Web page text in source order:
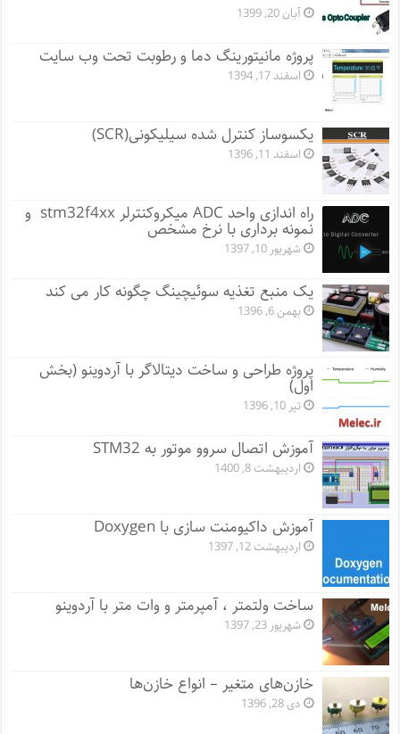
آبان 20, 1399
پروژه مانيتورينگ دما و رطوبت تحت وب سایت
اسفند 17, 1394
یکسوساز کنترل شده سیلیکونی(SCR)
اسفند 11, 1396
راه اندازی واحد ADC میکروکنترلر stm32f4xx و
نمونه برداری با نرخ مشخص
شهریور 10, 1397
یک منبع تغذیه سوئیچینگ چگونه کار می کند
بهمن 6, 1396
پروژه طراحی و ساخت دیتالاگر با آردوینو (بخش
اول)
تیر 10, 1396
آموزش اتصال سروو موتور به STM32
اردیبهشت 8, 1400
آموزش داکیومنت سازی با Doxygen
اردیبهشت 12, 1397
ساخت ولتمتر ، آمپرمتر و وات متر با آردوینو
شهریور 23, 1397
خازن‌های متغیر – انواع خازن‌ها
دی 28, 1396